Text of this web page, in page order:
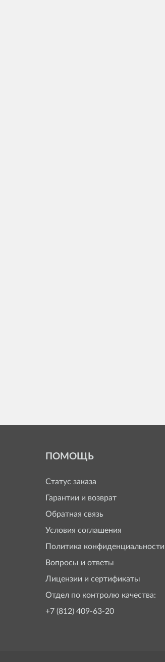
ПОМОЩЬ
Статус заказа
Гарантии и возврат
Обратная связь
Условия соглашения
Политика конфиденциальности
Вопросы и ответы
Лицензии и сертификаты
Отдел по контролю качества:
+7 (812) 409-63-20